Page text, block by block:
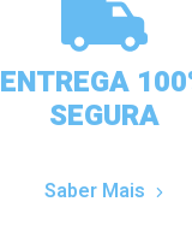
ENTREGA
SEGURA
Saber Mais